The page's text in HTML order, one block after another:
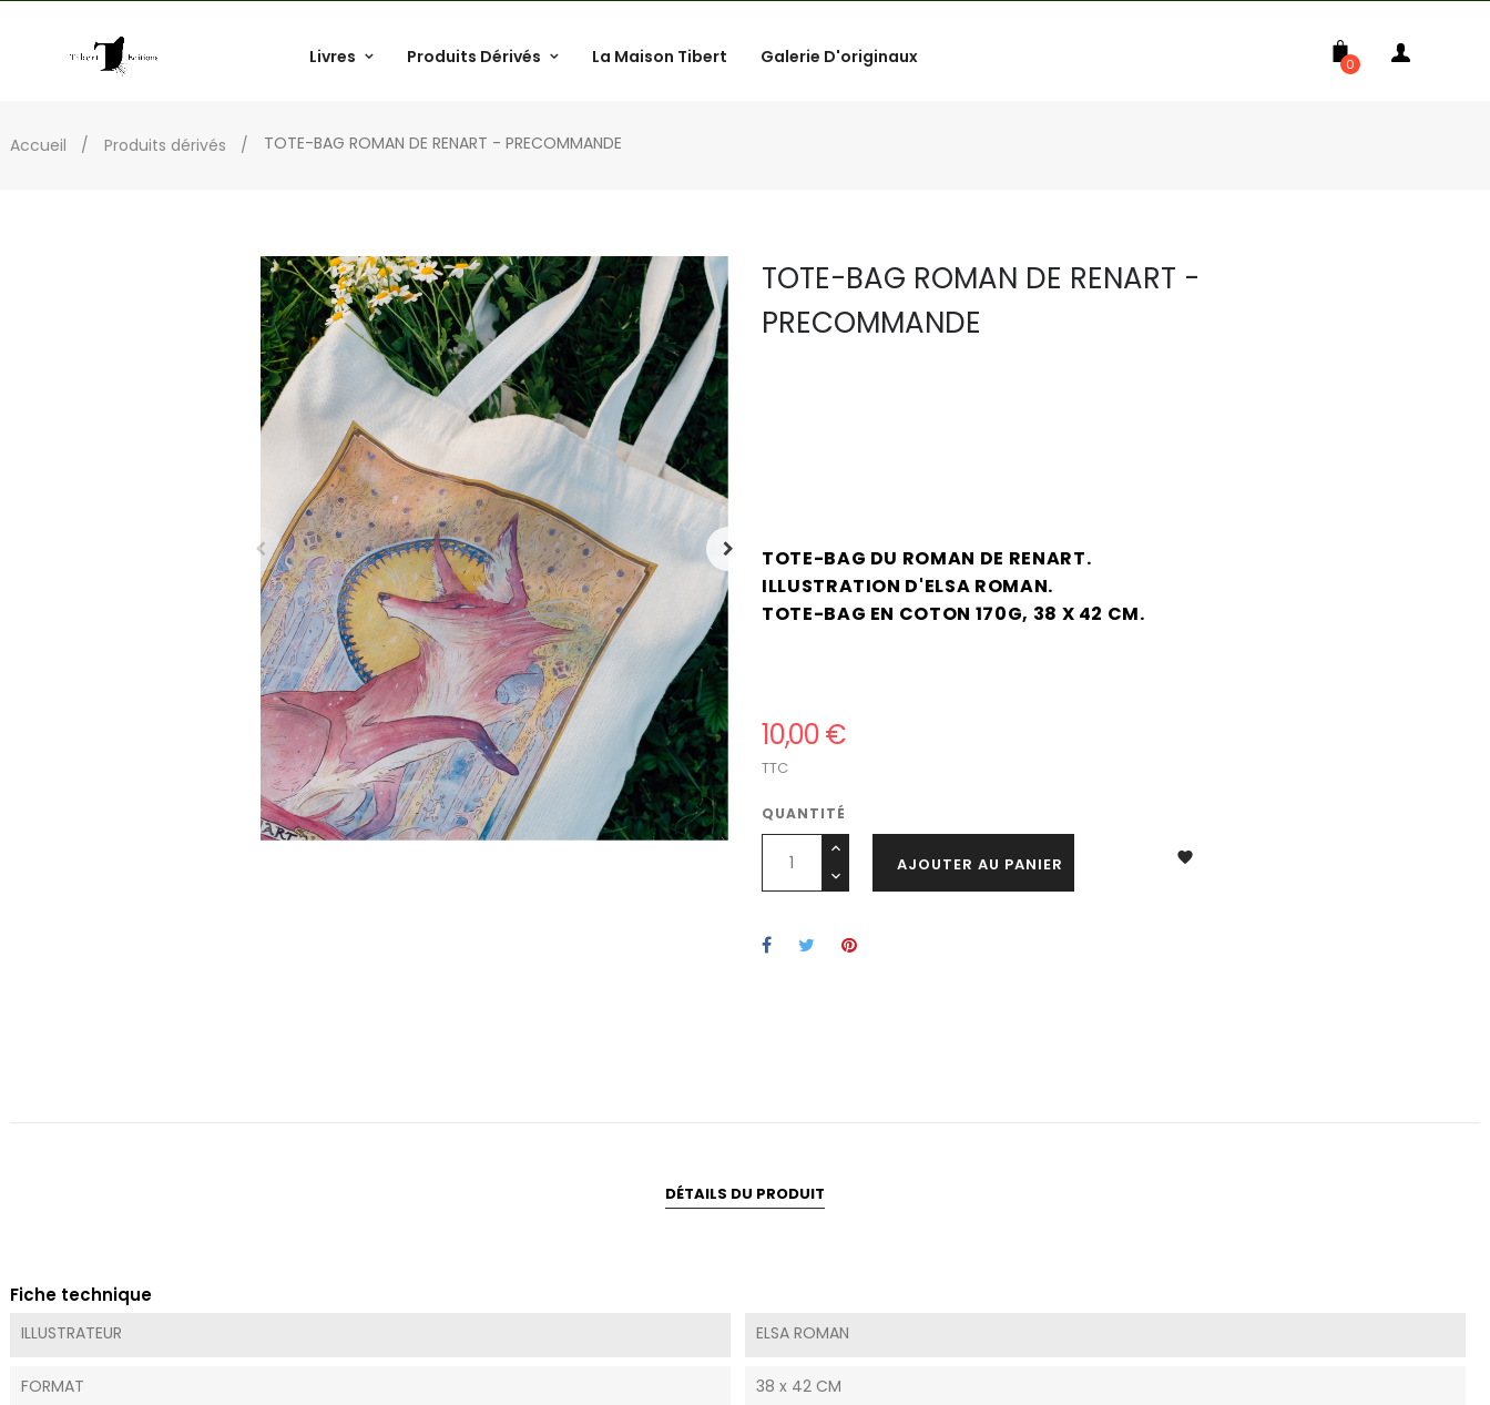
Livres Produits Dérivés La Maison Tibert Galerie D'originaux 0
Accueil Produits dérivés TOTE-BAG ROMAN DE RENART - PRECOMMANDE
TOTE-BAG ROMAN DE RENART -
PRECOMMANDE
TOTE-BAG DU ROMAN DE RENART.
ILLUSTRATION D'ELSA ROMAN.
TOTE-BAG EN COTON 170G, 38 X 42 CM.
10,00 €
TTC
QUANTITÉ
AJOUTER AU PANIER 
DÉTAILS DU PRODUIT
Fiche technique
ILLUSTRATEUR ELSA ROMAN
FORMAT 38 x 42 CM